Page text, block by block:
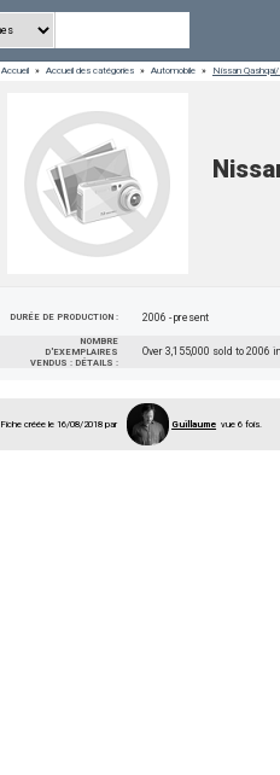
Accueil » Accueil des catégories » Automobile » Nissan
DURÉE DE PRODUCTION : 2006 - present
NOMBRE
D'EXEMPLAIRES
VENDUS : DÉTAILS :
Over 3,155,000 sold to 2006
Fiche créée le 16/08/2018 par Guillaume vue 6 fois.